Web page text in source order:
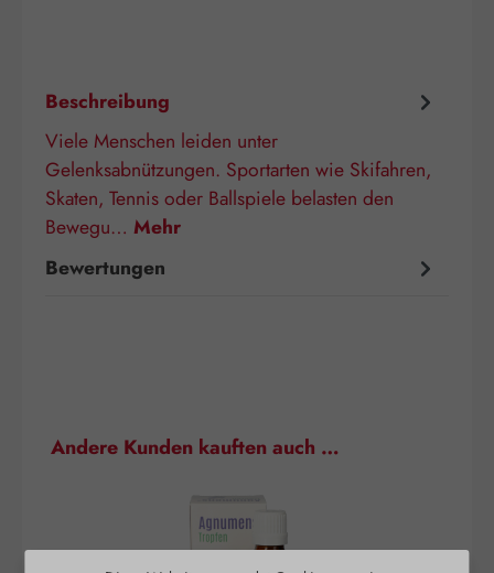
Beschreibung
Viele Menschen leiden unter
Gelenksabnützungen. Sportarten wie Skifahren,
Skaten, Tennis oder Ballspiele belasten den
Bewegu… Mehr
Bewertungen
Produktgalerie überspringen
Andere Kunden kauften auch …